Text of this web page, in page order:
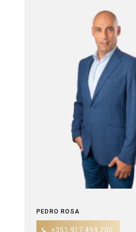
PEDRO ROSA
+351 917 499 200